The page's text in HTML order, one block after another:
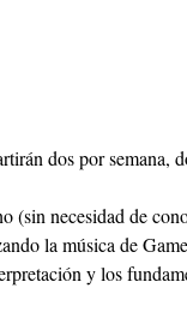
dos por semana,
(sin necesidad de
la música de
y los